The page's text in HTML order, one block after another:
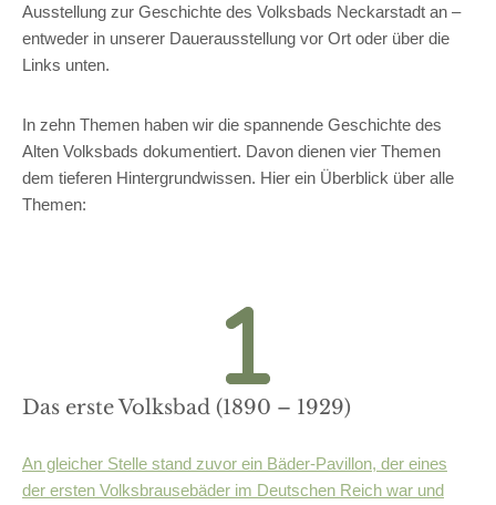
Ausstellung zur Geschichte des Volksbads Neckarstadt an –
entweder in unserer Dauerausstellung vor Ort oder über die
Links unten.
In zehn Themen haben wir die spannende Geschichte des
Alten Volksbads dokumentiert. Davon dienen vier Themen
dem tieferen Hintergrundwissen. Hier ein Überblick über alle
Themen:
Das erste Volksbad (1890 – 1929)
An gleicher Stelle stand zuvor ein Bäder-Pavillon, der eines
der ersten Volksbrausebäder im Deutschen Reich war und